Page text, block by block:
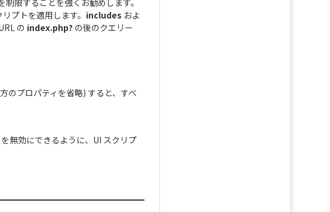
限することを強くお勧めします。
プトを適用します。 includes およ
の index.php? の後のクエリー
のプロパティを省略) すると、すべ
無効にできるように、UI スクリプ